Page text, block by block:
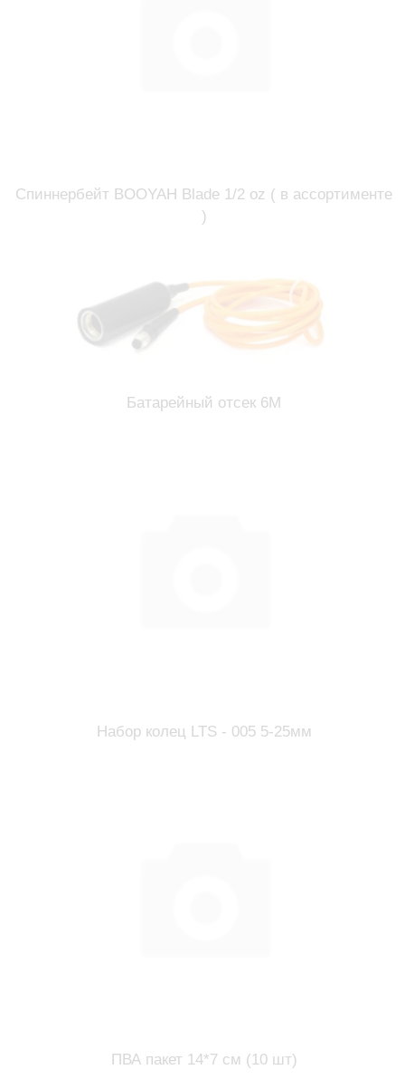
Спиннербейт BOOYAH Blade 1/2 oz ( в ассортименте
)
Батарейный отсек 6М
Набор колец LTS - 005 5-25мм
ПВА пакет 14*7 см (10 шт)